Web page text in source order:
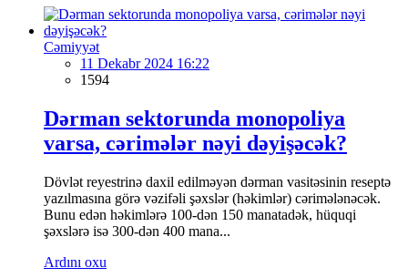
Cəmiyyət
11 Dekabr 2024 16:22
1594
Dərman sektorunda monopoliya
varsa, cərimələr nəyi dəyişəcək?
Dövlət reyestrinə daxil edilməyən dərman vasitəsinin reseptə
yazılmasına görə vəzifəli şəxslər (həkimlər) cərimələnəcək.
Bunu edən həkimlərə 100-dən 150 manatadək, hüquqi
şəxslərə isə 300-dən 400 mana...
Ardını oxu